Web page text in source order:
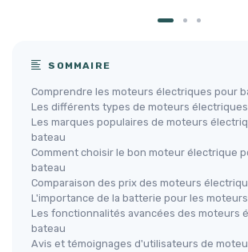
SOMMAIRE
Comprendre les moteurs électriques pour
Les différents types de moteurs
Les marques populaires de moteurs
bateau
Comment choisir le bon moteur électrique
bateau
Comparaison des prix des moteurs
L'importance de la batterie pour les
Les fonctionnalités avancées des moteurs
bateau
Avis et témoignages d'utilisateurs de